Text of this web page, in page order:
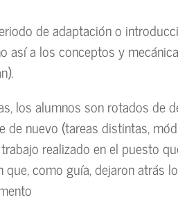
de adaptación o
así a los conceptos y
los alumnos son rotados de
de nuevo (tareas distintas,
realizado en el puesto
que, como guía, dejaron atrás